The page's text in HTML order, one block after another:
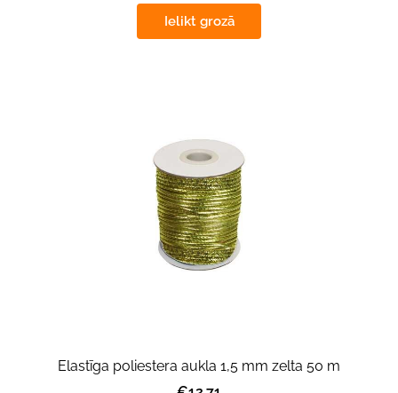
Ielikt grozā
Elastīga poliestera aukla 1,5 mm zelta 50 m